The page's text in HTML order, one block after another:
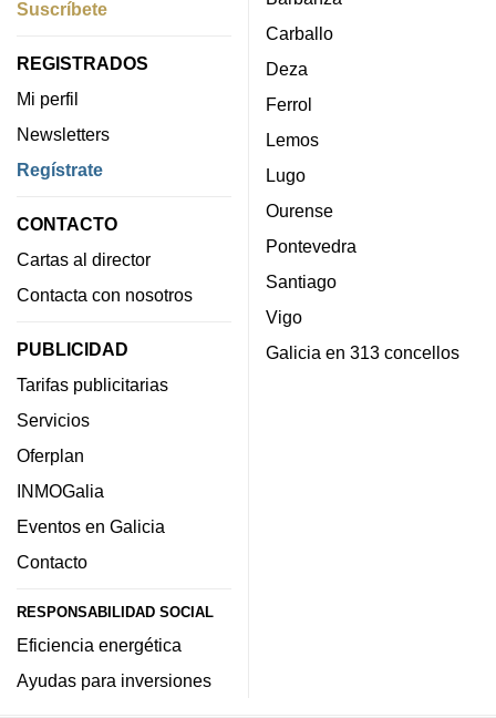
Suscríbete
REGISTRADOS
Mi perfil
Newsletters
Regístrate
CONTACTO
Cartas al director
Contacta con nosotros
PUBLICIDAD
Tarifas publicitarias
Servicios
Oferplan
INMOGalia
Eventos en Galicia
Contacto
RESPONSABILIDAD SOCIAL
Eficiencia energética
Ayudas para inversiones
Carballo
Deza
Ferrol
Lemos
Lugo
Ourense
Pontevedra
Santiago
Vigo
Galicia en 313 concellos